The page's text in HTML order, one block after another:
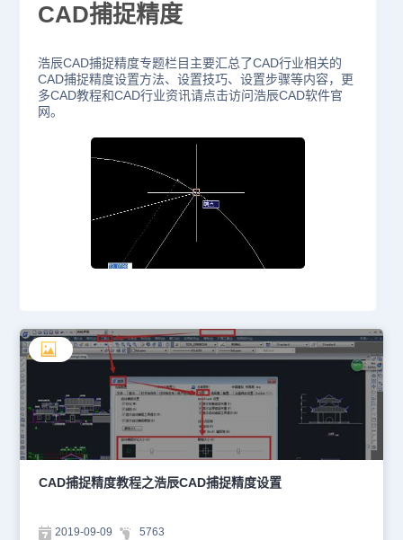
CAD捕捉精度
浩辰CAD捕捉精度专题栏目主要汇总了CAD行业相关的
CAD捕捉精度设置方法、设置技巧、设置步骤等内容，更
多CAD教程和CAD行业资讯请点击访问浩辰CAD软件官
网。
CAD捕捉精度教程之浩辰CAD捕捉精度设置
2019-09-09 5763